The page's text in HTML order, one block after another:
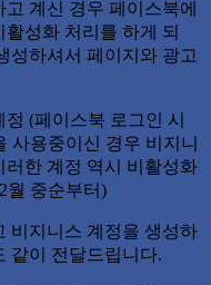
계신 경우 페이스북에
활성화 처리를 하게 되
성하셔서 페이지와 광고
(페이스북 로그인 시
사용중이신 경우 비지니
한 계정 역시 비활성화
월 중순부터)
비지니스 계정을 생성하
같이 전달드립니다.